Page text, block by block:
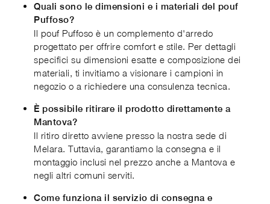
Quali sono le dimensioni e i materiali del pouf
Puffoso?
Il pouf Puffoso è un complemento d'arredo
progettato per offrire comfort e stile. Per dettagli
specifici su dimensioni esatte e composizione dei
materiali, ti invitiamo a visionare i campioni in
negozio o a richiedere una consulenza tecnica.
È possibile ritirare il prodotto direttamente a
Mantova?
Il ritiro diretto avviene presso la nostra sede di
Melara. Tuttavia, garantiamo la consegna e il
montaggio inclusi nel prezzo anche a Mantova e
negli altri comuni serviti.
Come funziona il servizio di consegna e